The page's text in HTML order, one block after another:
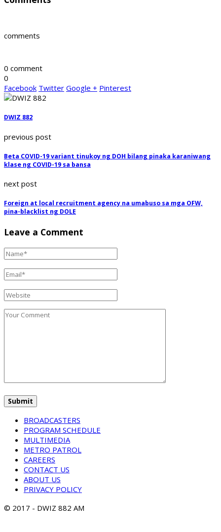
comments
0 comment
0
Facebook Twitter Google + Pinterest
DWIZ 882
previous post
Beta COVID-19 variant tinukoy ng DOH bilang pinaka karaniwang
klase ng COVID-19 sa bansa
next post
Foreign at local recruitment agency na umabuso sa mga OFW,
pina-blacklist ng DOLE
Leave a Comment
BROADCASTERS
PROGRAM SCHEDULE
MULTIMEDIA
METRO PATROL
CAREERS
CONTACT US
ABOUT US
PRIVACY POLICY
© 2017 - DWIZ 882 AM